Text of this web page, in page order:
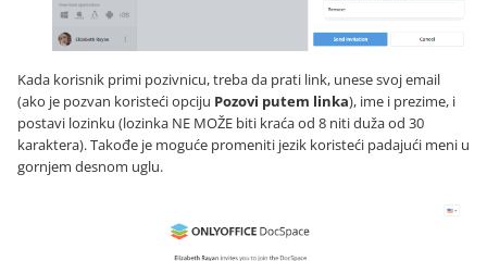
Kada korisnik primi pozivnicu, treba da prati link, unese svoj email
(ako je pozvan koristeći opciju Pozovi putem linka), ime i prezime, i
postavi lozinku (lozinka NE MOŽE biti kraća od 8 niti duža od 30
karaktera). Takođe je moguće promeniti jezik koristeći padajući meni u
gornjem desnom uglu.